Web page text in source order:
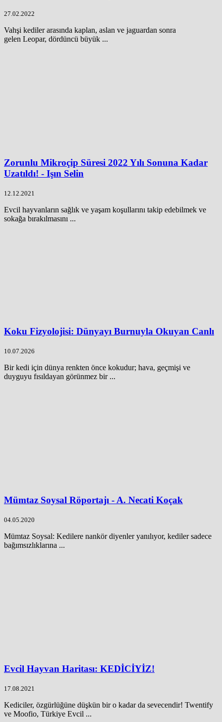
27.02.2022
Vahşi kediler arasında kaplan, aslan ve jaguardan sonra
gelen Leopar, dördüncü büyük ...
Zorunlu Mikroçip Süresi 2022 Yılı Sonuna Kadar
Uzatıldı! - Işın Selin
12.12.2021
Evcil hayvanların sağlık ve yaşam koşullarını takip edebilmek ve
sokağa bırakılmasını ...
Koku Fizyolojisi: Dünyayı Burnuyla Okuyan Canlı
10.07.2026
Bir kedi için dünya renkten önce kokudur; hava, geçmişi ve
duyguyu fısıldayan görünmez bir ...
Mümtaz Soysal Röportajı - A. Necati Koçak
04.05.2020
Mümtaz Soysal: Kedilere nankör diyenler yanılıyor, kediler sadece
bağımsızlıklarına ...
Evcil Hayvan Haritası: KEDİCİYİZ!
17.08.2021
Kediciler, özgürlüğüne düşkün bir o kadar da sevecendir! Twentify
ve Moofio, Türkiye Evcil ...